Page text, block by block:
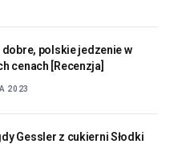
dobre, polskie jedzenie w
cenach [Recenzja]
2023
Gessler z cukierni Słodki